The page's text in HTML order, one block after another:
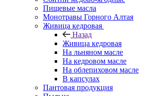
Пищевые масла
Монотравы Горного Алтая
Живица кедровая
Назад
Живица кедровая
На льняном масле
На кедровом масле
На облепиховом масле
В капсулах
Пантовая продукция